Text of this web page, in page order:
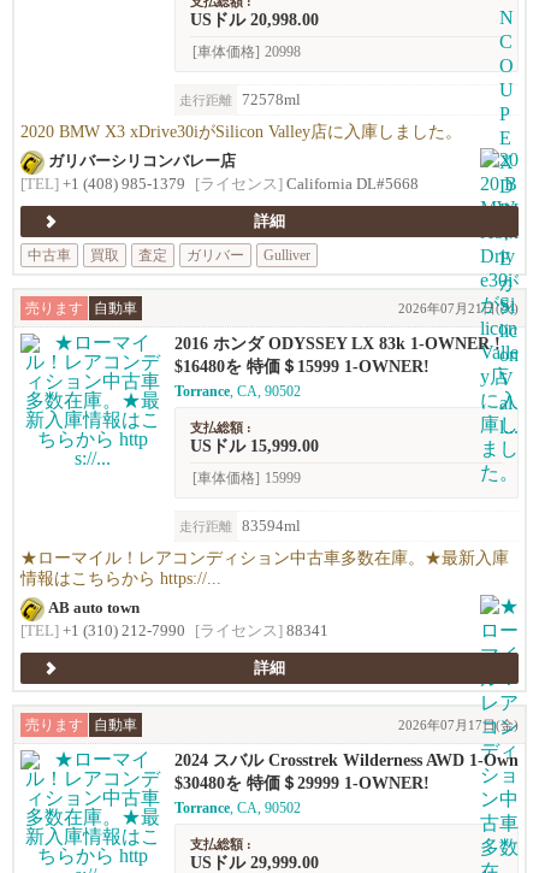
USドル 20,998.00
[車体価格] 20998
走行距離 72578ml
2020 BMW X3 xDrive30iがSilicon Valley店に入庫しました。
ガリバーシリコンバレー店
[TEL] +1 (408) 985-1379 [ライセンス] California DL#5668
詳細
中古車
買取 査定 ガリバー Gulliver
売ります 自動車 2026年07月21日(火)
2016 ホンダ ODYSSEY LX 83k 1-OWNER !
$16480を 特価＄15999 1-OWNER!
Torrance, CA, 90502
支払総額 :
USドル 15,999.00
[車体価格] 15999
走行距離 83594ml
★ローマイル！レアコンディション中古車多数在庫。★最新入庫
情報はこちらから https://...
AB auto town
[TEL] +1 (310) 212-7990 [ライセンス] 88341
詳細
売ります 自動車 2026年07月17日(金)
2024 スバル Crosstrek Wilderness AWD 1-Own
er!!
$30480を 特価＄29999 1-OWNER!
Torrance, CA, 90502
支払総額 :
USドル 29,999.00